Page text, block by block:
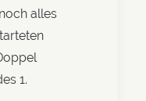
alles
1.